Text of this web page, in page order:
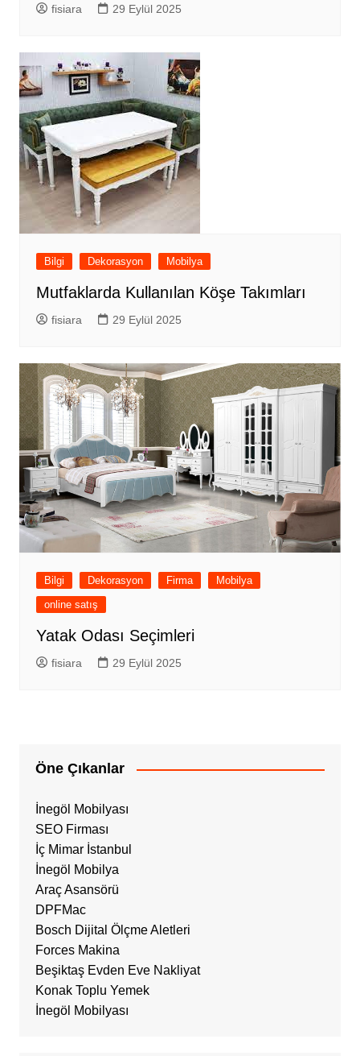
fisiara 29 Eylül 2025
Bilgi Dekorasyon Mobilya
Mutfaklarda Kullanılan Köşe Takımları
fisiara 29 Eylül 2025
Bilgi Dekorasyon Firma
Mobilya
online satış
Yatak Odası Seçimleri
fisiara 29 Eylül 2025
Öne Çıkanlar
İnegöl Mobilyası
SEO Firması
İç Mimar İstanbul
İnegöl Mobilya
Araç Asansörü
DPFMac
Bosch Dijital Ölçme Aletleri
Forces Makina
Beşiktaş Evden Eve Nakliyat
Konak Toplu Yemek
İnegöl Mobilyası